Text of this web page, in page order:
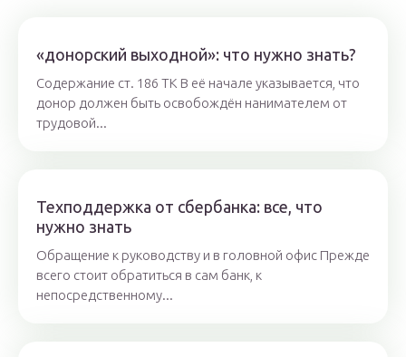
«донорский выходной»: что нужно знать?
Содержание ст. 186 ТК В её начале указывается, что
донор должен быть освобождён нанимателем от
трудовой...
Техподдержка от сбербанка: все, что
нужно знать
Обращение к руководству и в головной офис Прежде
всего стоит обратиться в сам банк, к
непосредственному...